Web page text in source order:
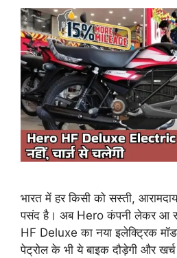
भारत में हर किसी को सस्ती,
पसंद है। अब Hero कंपनी लेकर आ
HF Deluxe का नया इलेक्ट्रिक
पेट्रोल के भी ये बाइक दौड़ेगी और